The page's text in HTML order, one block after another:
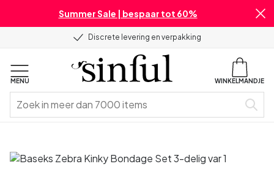
Summer Sale | bespaar tot 60%
Discrete levering en verpakking
MENU WINKELMANDJE